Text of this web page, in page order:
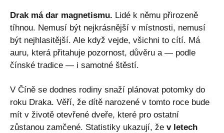
Drak má dar magnetismu. Lidé k němu přirozeně
tíhnou. Nemusí být nejkrásnější v místnosti, nemusí
být nejhlasitější. Ale když vejde, všichni to cítí. Má
auru, která přitahuje pozornost, důvěru a — podle
čínské tradice — i samotné štěstí.
V Číně se dodnes rodiny snaží plánovat potomky do
roku Draka. Věří, že dítě narozené v tomto roce bude
mít v životě otevřené dveře, které pro ostatní
zůstanou zamčené. Statistiky ukazují, že v letech